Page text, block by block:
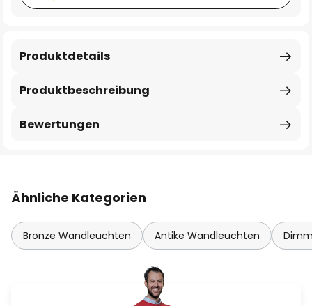
Produktbeschreibung
Produktdetails
Bewertungen
Ähnliche Kategorien
Bronze Wandleuchten Antike Wandleuchten